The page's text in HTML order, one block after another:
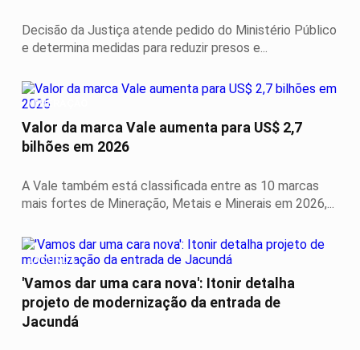
Decisão da Justiça atende pedido do Ministério Público
e determina medidas para reduzir presos e...
MINERAÇÃO
Valor da marca Vale aumenta para US$ 2,7
bilhões em 2026
A Vale também está classificada entre as 10 marcas
mais fortes de Mineração, Metais e Minerais em 2026,...
JACUNDÁ
'Vamos dar uma cara nova': Itonir detalha
projeto de modernização da entrada de
Jacundá